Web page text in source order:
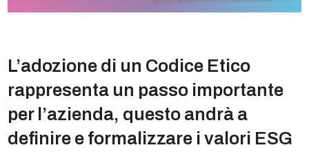
L’adozione di un Codice Etico
rappresenta un passo importante
per l’azienda, questo andrà a
definire e formalizzare i valori ESG